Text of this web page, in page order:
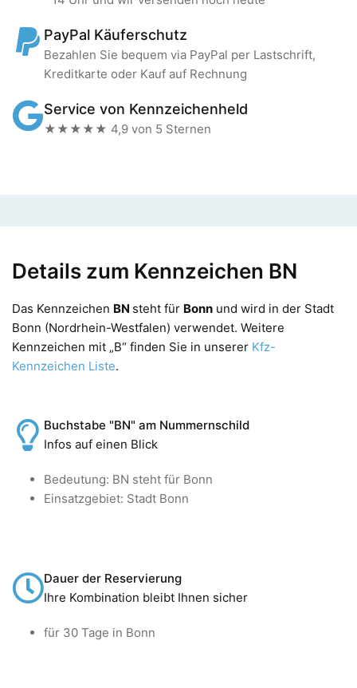
PayPal Käuferschutz
Bezahlen Sie bequem via PayPal per Lastschrift,
Kreditkarte oder Kauf auf Rechnung
Service von Kennzeichenheld
★★★★★ 4,9 von 5 Sternen
Details zum Kennzeichen BN
Das Kennzeichen BN steht für Bonn und wird in der Stadt
Bonn (Nordrhein-Westfalen) verwendet. Weitere
Kennzeichen mit „B“ finden Sie in unserer Kfz-
Kennzeichen Liste.
Buchstabe "BN" am Nummernschild
Infos auf einen Blick
Bedeutung: BN steht für Bonn
Einsatzgebiet: Stadt Bonn
Dauer der Reservierung
Ihre Kombination bleibt Ihnen sicher
für 30 Tage in Bonn